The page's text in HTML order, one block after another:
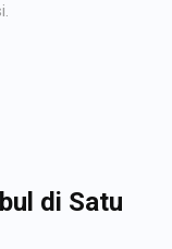
di Satu